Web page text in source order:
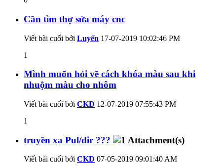
Cần tìm thợ sửa máy cnc
Viết bài cuối bởi Luyến 17-07-2019 10:02:46 PM
1
Mình muốn hỏi về cách khóa màu sau khi
nhuộm màu cho nhôm
Viết bài cuối bởi CKD 12-07-2019 07:55:43 PM
1
truyền xa Pul/dir ???
Viết bài cuối bởi CKD 07-05-2019 09:01:40 AM